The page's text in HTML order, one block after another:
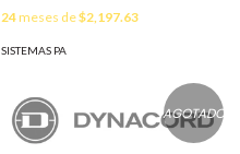
EVOLVE 30M 8CH / Bluetooth
/ Columna 6x2.8" /
Subwoofer 10" / Negro
24meses de$2,197.63
SISTEMAS PA
AGOTADO